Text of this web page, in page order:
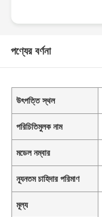
পণ্যের বর্ণনা
উৎপত্তি স্থল
পরিচিতিমুলক নাম
মডেল নম্বার
ন্যূনতম চাহিদার পরিমাণ
মূল্য